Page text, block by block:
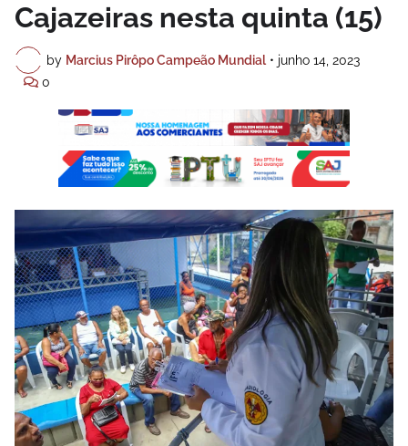
Cajazeiras nesta quinta (15)
by Marcius Pirôpo Campeão Mundial • junho 14, 2023
0